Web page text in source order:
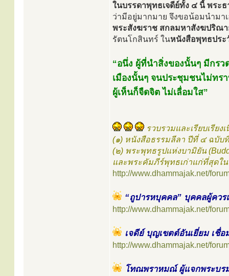
ในบรรดาพุทธเจดีย์ทั้ง ๔ นี้ พระ
ว่ามีอยู่มากมาย จึงขอน้อมนำมา
พระสังฆราช สกลมหาสังฆปริณา
รัตนโกสินทร์ ในหนังสือพุทธประ
“อนึ่ง ผู้ที่นำสิ่งของนั้นๆ มีกร
เมืองนั้นๆ จนประชุมชนไม่ทร
ผู้เห็นก็จืดจิต ไม่เลื่อมใส”
รวบรวมและเรียบเรียง
(๑) หนังสือธรรมลีลา ปีที่ ๔ ฉบับ
(๒) พระพุทธรูปแห่งบามิยัน
และพระคัมภีร์พุทธเก่าแก่ที่สุดใ
http://www.dhammajak.net/
“ถูปารหบุคคล” บุคคลผู้ควร
http://www.dhammajak.net/
เจดีย์ บุญเขตต์อันเยี่ยม เชื่อ
http://www.dhammajak.net/
โทณพราหมณ์ ผู้แจกพระบร